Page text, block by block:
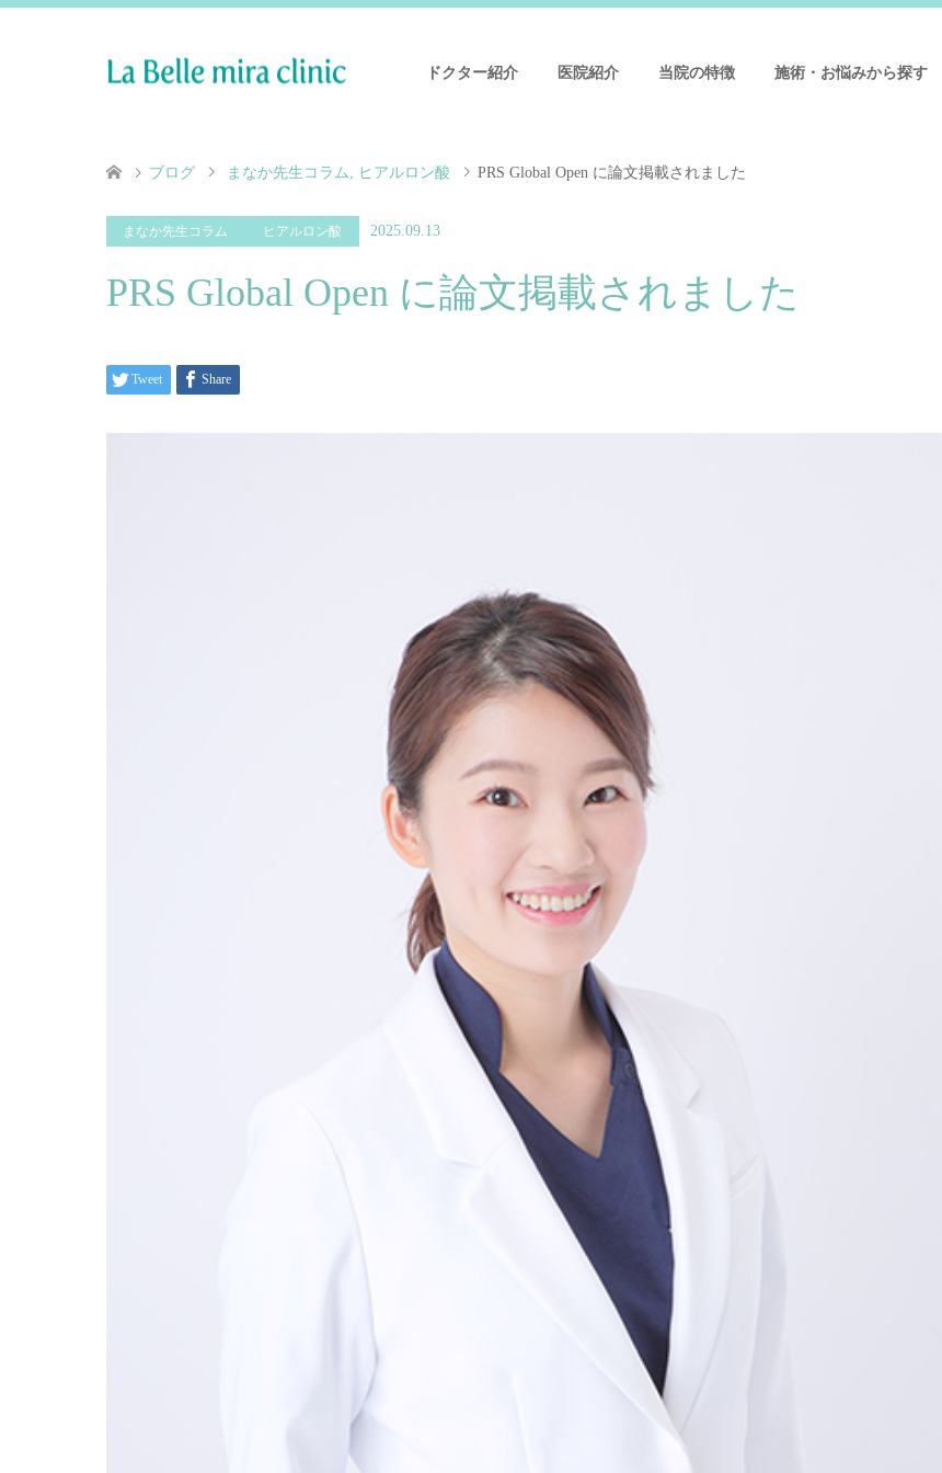
ドクター紹介 医院紹介 当院の特徴 施術・お悩みから探す
ブログ まなか先生コラム, ヒアルロン酸 PRS Global Open に論文掲載されました
まなか先生コラム ヒアルロン酸 2025.09.13
PRS Global Open に論文掲載されました
Tweet Share